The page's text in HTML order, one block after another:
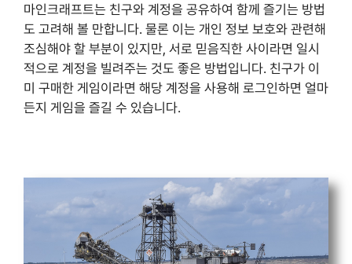
마인크래프트는 친구와 계정을 공유하여 함께 즐기는 방법
도 고려해 볼 만합니다. 물론 이는 개인 정보 보호와 관련해
조심해야 할 부분이 있지만, 서로 믿음직한 사이라면 일시
적으로 계정을 빌려주는 것도 좋은 방법입니다. 친구가 이
미 구매한 게임이라면 해당 계정을 사용해 로그인하면 얼마
든지 게임을 즐길 수 있습니다.